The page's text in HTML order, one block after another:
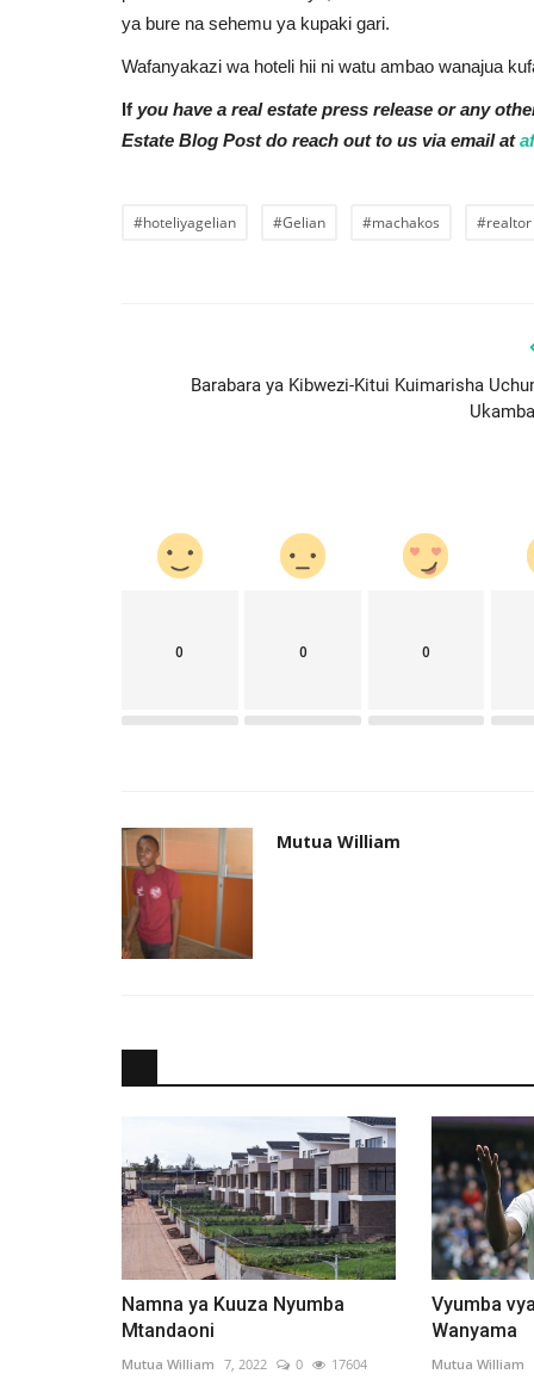
ya bure na sehemu ya kupaki gari.
Wafanyakazi wa hoteli hii ni watu ambao wanajua
If you have a real estate press release or any
Estate Blog Post do reach out to us via email at
#hoteliyagelian #Gelian #machakos #realtor
Barabara ya Kibwezi-Kitui Kuimarisha
0 0 0
Mutua William
Namna ya Kuuza Nyumba
Mtandaoni
Mutua William 7, 2022 0 17604
Vyumba
Wanyama
Mutua William